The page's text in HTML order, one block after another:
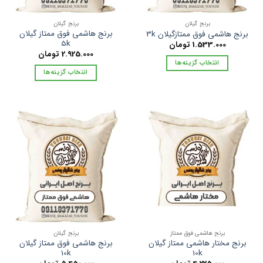
در
صفحه
محصول
انتخاب
شوند
در
صفحه
محصول
انتخاب
شوند
برنج گیلان
برنج هاشمی فوق ممتازگیلان 3k
1.533.000 تومان
انتخاب گزینه‌ها
مختلفی
می
باشد.
گزینه
ها
ممکن
است
محصول
انتخاب
برنج گیلان
برنج هاشمی فوق ممتاز گیلان
5k
2.925.000 تومان
انتخاب گزینه‌ها
انواع
مختلفی
می
باشد.
گزینه
ها
ممکن
است
در
صفحه
محصول
انتخاب
برنج هاشمی فوق ممتاز
برنج مختار هاشمی ممتاز گیلان
10k
برنج گیلان
برنج هاشمی فوق ممتاز گیلان
10k